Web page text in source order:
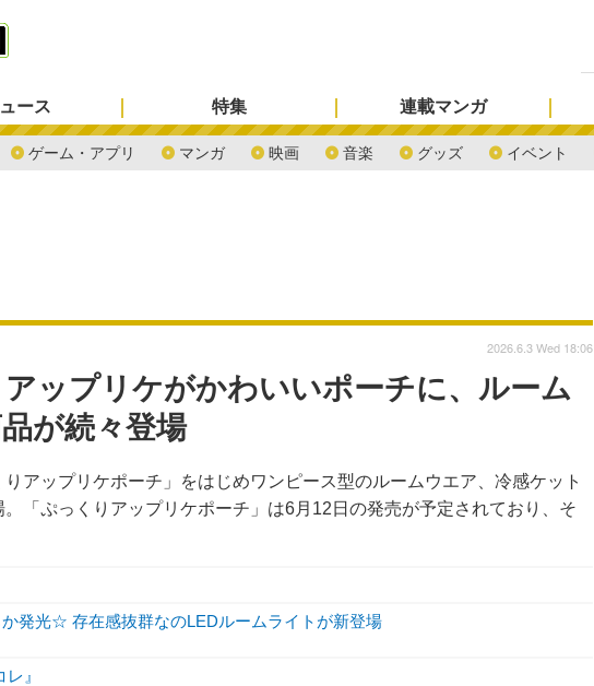
ース
ゲーム・アプリ マンガ 映画 音楽 グッズ イベント
特集 連載マンガ
アップリケがかわいいポーチに、ルーム
が続々登場
アップリケポーチ」をはじめワンピース型のルームウエア、冷感ケット
「ぷっくりアップリケポーチ」は6月12日の発売が予定されており、そ
2026.6.3 Wed 18:06
か発光☆ 存在感抜群なのLEDルームライトが新登場
』